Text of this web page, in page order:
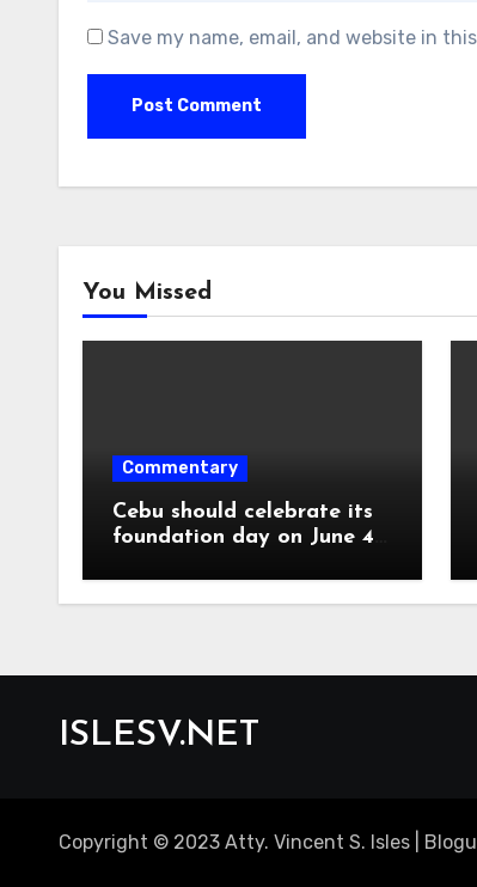
Save my name, email, and website in
You Missed
Commentary
Cebu should celebrate its
foundation day on June 4,
ISLESV.NET
Copyright © 2023 Atty. Vincent S. Isles